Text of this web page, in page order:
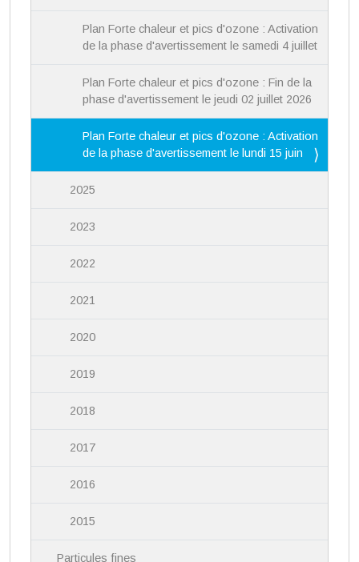
Plan Forte chaleur et pics d'ozone : Activation
de la phase d'avertissement le samedi 4 juillet
Plan Forte chaleur et pics d'ozone : Fin de la
phase d'avertissement le jeudi 02 juillet 2026
Plan Forte chaleur et pics d'ozone : Activation
de la phase d'avertissement le lundi 15 juin
2025
2023
2022
2021
2020
2019
2018
2017
2016
2015
Particules fines